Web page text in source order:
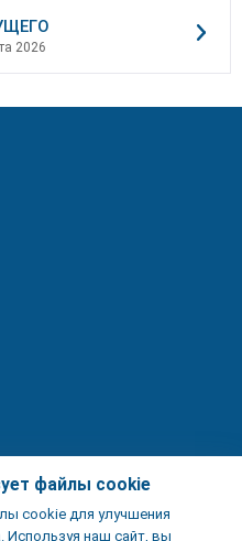
2026
файлы cookie
cookie для улучшения
Используя наш сайт, вы
Событие